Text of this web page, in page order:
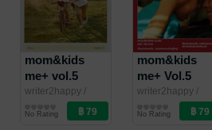
mom&kids
me+ vol.5
Issue.31
writer2happy /
นิตยสารแม่และเด็ก
No Rating
mom&kids
me+ Vol.5
Issue.30
writer2happy /
นิตยสารแม่และเด็ก
No Rating